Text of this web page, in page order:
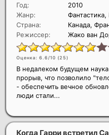
Год:
2010
Жанр:
Страна:
Канада,
Режиссер:
Жако ван
Оценка: 6.6/10 (25)
В недалеком будущем
прорыв, что позволило
- обеспечить вечное
люди стали...
Когда Гарри встретил